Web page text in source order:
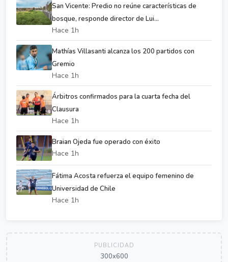
San Vicente: Predio no reúne características de
bosque, responde director de Lui...
Hace 1h
Mathías Villasanti alcanza los 200 partidos con
Gremio
Hace 1h
Árbitros confirmados para la cuarta fecha del
Clausura
Hace 1h
Braian Ojeda fue operado con éxito
Hace 1h
Fátima Acosta refuerza el equipo femenino de
Universidad de Chile
Hace 1h
PUBLICIDAD
300x600